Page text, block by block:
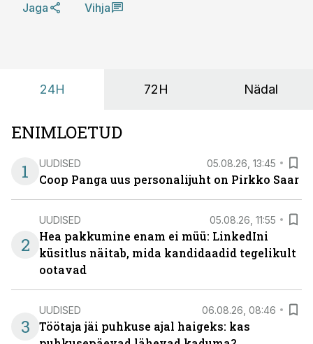
Jaga Vihja
24H 72H Nädal
ENIMLOETUD
1
UUDISED 05.08.26, 13:45
Coop Panga uus personalijuht on Pirkko Saar
2
UUDISED 05.08.26, 11:55
Hea pakkumine enam ei müü: LinkedIni
küsitlus näitab, mida kandidaadid tegelikult
ootavad
3
UUDISED 06.08.26, 08:46
Töötaja jäi puhkuse ajal haigeks: kas